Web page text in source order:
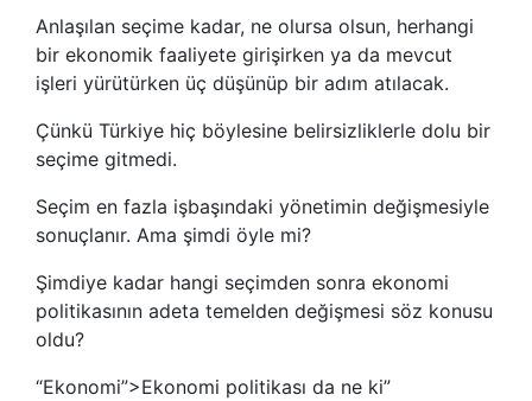
Anlaşılan seçime kadar, ne olursa olsun, herhangi
bir ekonomik faaliyete girişirken ya da mevcut
işleri yürütürken üç düşünüp bir adım atılacak.
Çünkü Türkiye hiç böylesine belirsizliklerle dolu bir
seçime gitmedi.
Seçim en fazla işbaşındaki yönetimin değişmesiyle
sonuçlanır. Ama şimdi öyle mi?
Şimdiye kadar hangi seçimden sonra ekonomi
politikasının adeta temelden değişmesi söz konusu
oldu?
“Ekonomi”>Ekonomi politikası da ne ki”